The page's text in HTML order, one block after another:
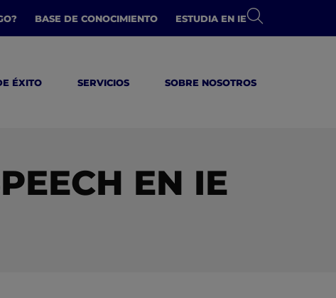
BASE DE CONOCIMIENTO ESTUDIA EN IE
ÉXITO SERVICIOS SOBRE NOSOTROS
EN IE